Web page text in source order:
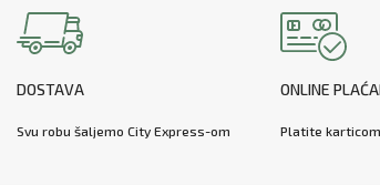
DOSTAVA
Svu robu šaljemo City Express-om
ONLINE
Platite